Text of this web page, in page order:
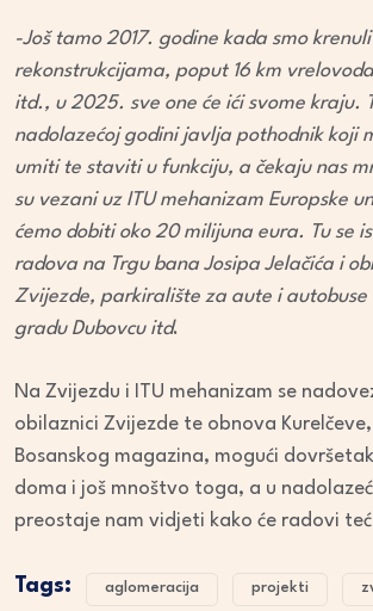
-Još tamo 2017. godine kada smo krenuli
rekonstrukcijama, poput 16 km
itd., u 2025. sve one će ići svome kraju.
nadolazećoj godini javlja pothodnik koji
umiti te staviti u funkciju, a čekaju nas
su vezani uz ITU mehanizam Europske
ćemo dobiti oko 20 milijuna eura. Tu se
radova na Trgu bana Josipa Jelačića i
Zvijezde, parkiralište za aute i autobuse
gradu Dubovcu itd.
Na Zvijezdu i ITU mehanizam se
obilaznici Zvijezde te obnova
Bosanskog magazina, mogući
doma i još mnoštvo toga, a u
preostaje nam vidjeti kako će radovi
Tags: aglomeracija projekti